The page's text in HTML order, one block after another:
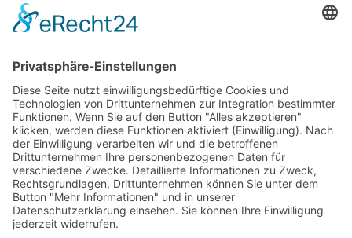
Allgemeine Geschäftsbedingungen
Datenschutzerklärung
Unser Seminarangebot
Seminarreihen
Seminare
Webinare
Referenten